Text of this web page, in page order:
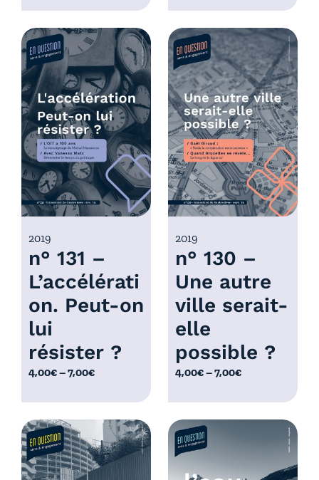
g
e
d
e
p
r
i
x
:
4
,
0
à
0
0
€
a
g
e
d
e
p
r
i
x
:
4
,
0
0
à
7
0
0
€
n° 131 –
L’accélérati
on. Peut-on
lui
résister ?
2019
4,00€–7,00€
P
a
g
e
d
e
n° 130 –
Une autre
ville serait-
elle
possible ?
2019
4,00€–7,00€
P
a
g
e
d